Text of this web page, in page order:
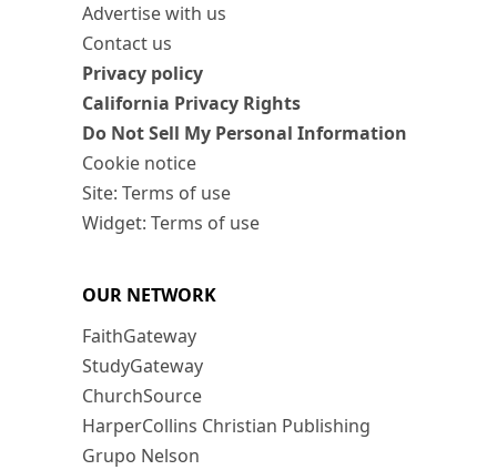
Advertise with us
Contact us
Privacy policy
California Privacy Rights
Do Not Sell My Personal Information
Cookie notice
Site: Terms of use
Widget: Terms of use
OUR NETWORK
FaithGateway
StudyGateway
ChurchSource
HarperCollins Christian Publishing
Grupo Nelson